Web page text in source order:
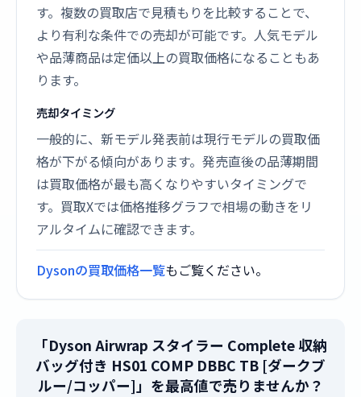
す。複数の買取店で見積もりを比較することで、
より有利な条件での売却が可能です。人気モデル
や品薄商品は定価以上の買取価格になることもあ
ります。
売却タイミング
一般的に、新モデル発表前は現行モデルの買取価
格が下がる傾向があります。発売直後の品薄期間
は買取価格が最も高くなりやすいタイミングで
す。買取Xでは価格推移グラフで相場の動きをリ
アルタイムに確認できます。
Dysonの買取価格一覧もご覧ください。
「Dyson Airwrap スタイラー Complete 収納
バッグ付き HS01 COMP DBBC TB [ダークブ
ルー/コッパー]」を最高値で売りませんか？